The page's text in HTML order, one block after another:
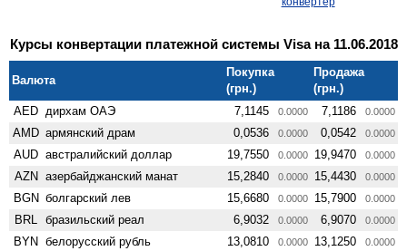
Курсы конвертации платежной системы Visa на 11.06.2018
Валюта
Покупка
(грн.)
Продажа
(грн.)
AED дирхам ОАЭ 7,1145 0.0000 7,1186 0.0000
AMD армянский драм 0,0536 0.0000 0,0542 0.0000
AUD австралийский доллар 19,7550 0.0000 19,9470 0.0000
AZN азербайджанский манат 15,2840 0.0000 15,4430 0.0000
BGN болгарский лев 15,6680 0.0000 15,7900 0.0000
BRL бразильский реал 6,9032 0.0000 6,9070 0.0000
BYN белорусский рубль 13,0810 0.0000 13,1250 0.0000